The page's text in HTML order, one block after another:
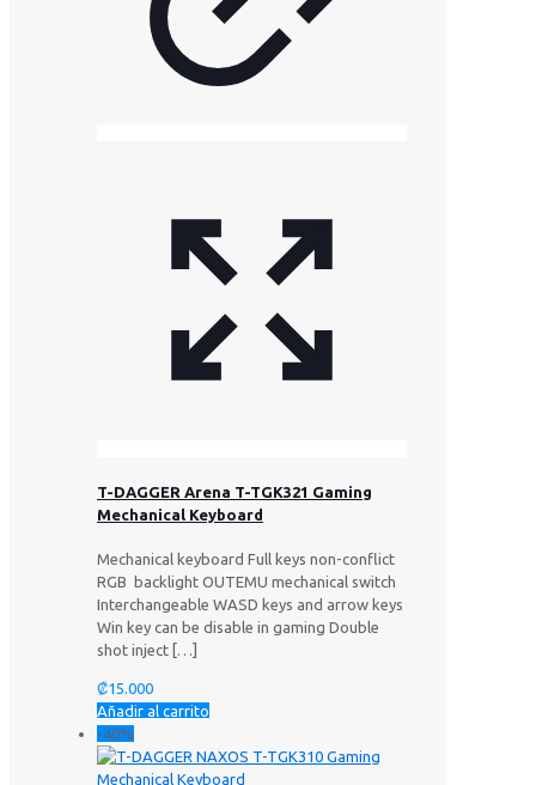
T-DAGGER Arena T-TGK321 Gaming
Mechanical Keyboard
Mechanical keyboard Full keys non-conflict
RGB backlight OUTEMU mechanical switch
Interchangeable WASD keys and arrow keys
Win key can be disable in gaming Double
shot inject […]
₡15.000
Añadir al carrito
-40%